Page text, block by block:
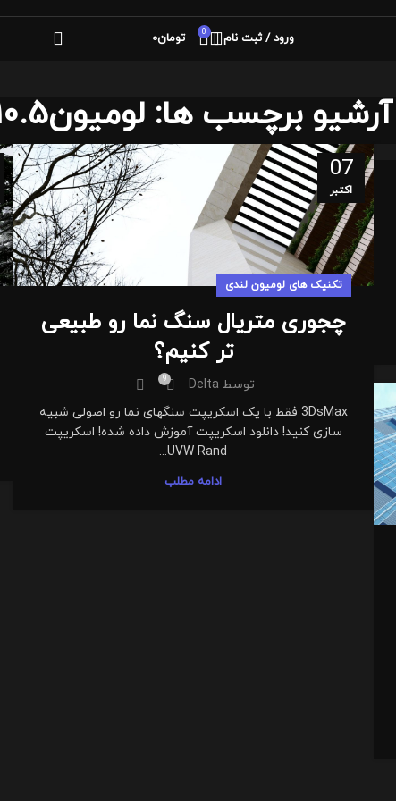
ورود / ثبت نام 0 تومان0
آرشیو برچسب ها: لومیون10.5
07
اکتبر
تکنیک های لومیون لندی
چجوری متریال سنگ نما رو طبیعی
تر کنیم؟
توسط Delta
9
3DsMax فقط با یک اسکریپت سنگهای نما رو اصولی شبیه
سازی کنید! دانلود اسکریپت آموزش داده شده! اسکریپت
UVW Rand...
ادامه مطلب